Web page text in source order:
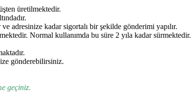
üretilmektedir.
adresinize kadar sigortalı bir şekilde gönderimi yapılır.
Normal kullanımda bu süre 2 yıla kadar sürmektedir.
gönderebilirsiniz.
geçiniz.